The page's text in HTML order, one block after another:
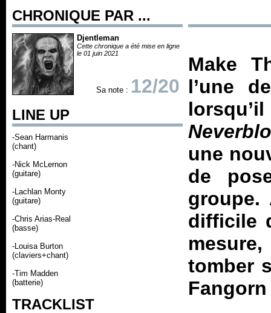
CHRONIQUE PAR ...
Djentleman
Cette chronique a été mise en ligne
le 01 juin 2021
Sa note : 12/20
LINE UP
-Sean Harmanis
(chant)
-Nick McLernon
(guitare)
-Lachlan Monty
(guitare)
-Chris Arias-Real
(basse)
-Louisa Burton
(claviers+chant)
-Tim Madden
(batterie)
TRACKLIST
Make
l’une
une
de
groupe.
difficile
tomber